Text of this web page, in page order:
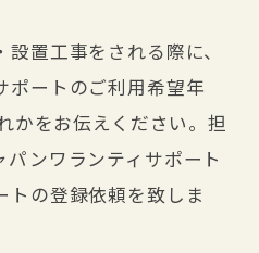
置工事をされる際に、
ポートのご利用希望年
かをお伝えください。担
ンワランティサポート
トの登録依頼を致しま